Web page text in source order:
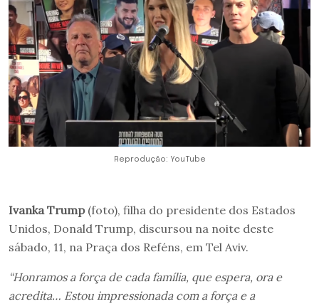
Reprodução: YouTube
Ivanka Trump(foto), filha do presidente dos Estados
Unidos, Donald Trump, discursou na noite deste
sábado, 11, na Praça dos Reféns, em Tel Aviv.
“Honramos a força de cada família, que espera, ora e
acredita… Estou impressionada com a força e a